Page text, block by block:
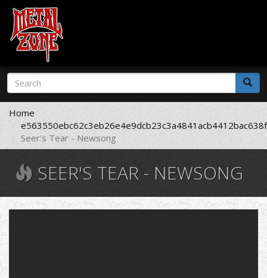
Skip
main
content
Search
form
Search
Home
Seer's Tear - Newsong
SEER'S TEAR - NEWSONG